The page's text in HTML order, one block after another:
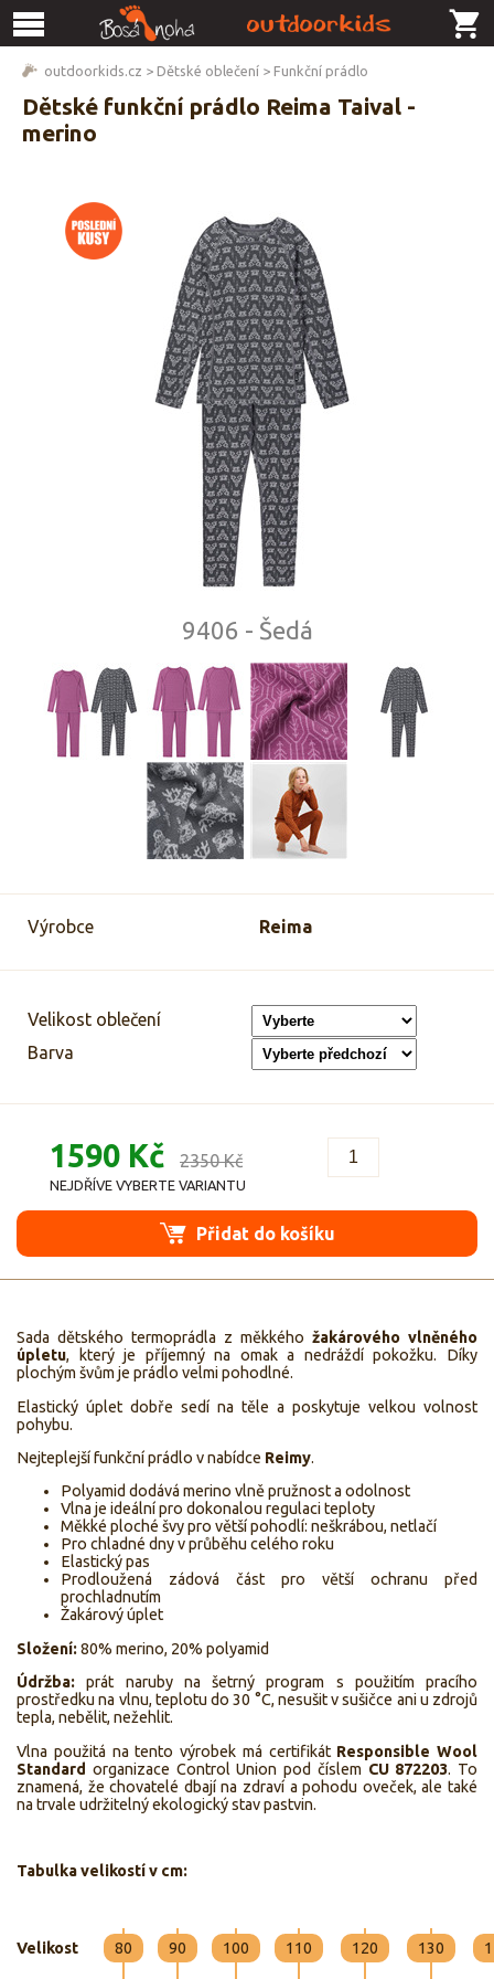
outdoorkids.cz > Dětské oblečení > Funkční prádlo
Dětské funkční prádlo Reima Taival -
merino
9406 - Šedá
Výrobce Reima
Velikost oblečení
Barva
1590 Kč 2350 Kč
NEJDŘÍVE VYBERTE VARIANTU
Přidat do košíku
Sada dětského termoprádla z měkkého žakárového vlněného
úpletu, který je příjemný na omak a nedráždí pokožku. Díky
plochým švům je prádlo velmi pohodlné.
Elastický úplet dobře sedí na těle a poskytuje velkou volnost
pohybu.
Nejteplejší funkční prádlo v nabídce Reimy.
Polyamid dodává merino vlně pružnost a odolnost
Vlna je ideální pro dokonalou regulaci teploty
Měkké ploché švy pro větší pohodlí: neškrábou, netlačí
Pro chladné dny v průběhu celého roku
Elastický pas
Prodloužená zádová část pro větší ochranu před
prochladnutím
Žakárový úplet
Složení:80% merino, 20% polyamid
Údržba: prát naruby na šetrný program s použitím pracího
prostředku na vlnu, teplotu do 30 °C, nesušit v sušičce ani u zdrojů
tepla, nebělit, nežehlit.
Vlna použitá na tento výrobek má certifikát Responsible Wool
Standard organizace Control Union pod číslem CU 872203. To
znamená, že chovatelé dbají na zdraví a pohodu oveček, ale také
na trvale udržitelný ekologický stav pastvin.
Tabulka velikostí v cm:
Velikost 80 90 100 110 120 130